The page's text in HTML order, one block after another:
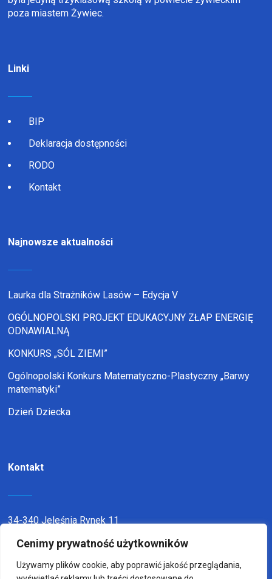
Cenimy prywatność użytkowników
Używamy plików cookie, aby poprawić jakość przeglądania,
poza miastem Żywiec.
Linki
BIP
Deklaracja dostępności
RODO
Kontakt
Najnowsze aktualności
Laurka dla Strażników Lasów – Edycja V
OGÓLNOPOLSKI PROJEKT EDUKACYJNY ZŁAP ENERGIĘ
ODNAWIALNĄ
KONKURS „SÓL ZIEMI”
Ogólnopolski Konkurs Matematyczno-Plastyczny „Barwy
matematyki”
Dzień Dziecka
Kontakt
34-340 Jeleśnia Rynek 11
telefon:338636116
email:sp1jel@op.pl